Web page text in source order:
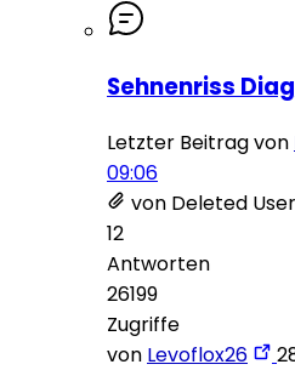
Sehnenriss
Letzter Beitrag von
09:06
von Deleted
12
Antworten
26199
Zugriffe
von Levoflox26